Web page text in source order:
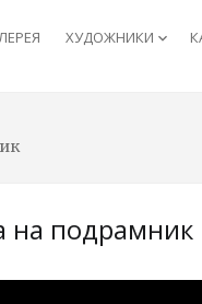
ХУДОЖНИКИ keyboard_arrow_down
на подрамник